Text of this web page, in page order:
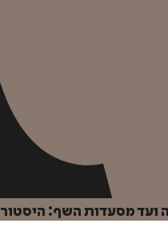
ועד מסעדות השף: